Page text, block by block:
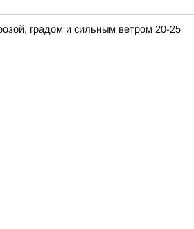
градом и сильным ветром 20-25